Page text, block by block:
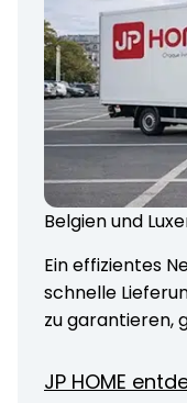
Belgien und
Ein effizientes
schnelle
zu garantieren,
JP HOME